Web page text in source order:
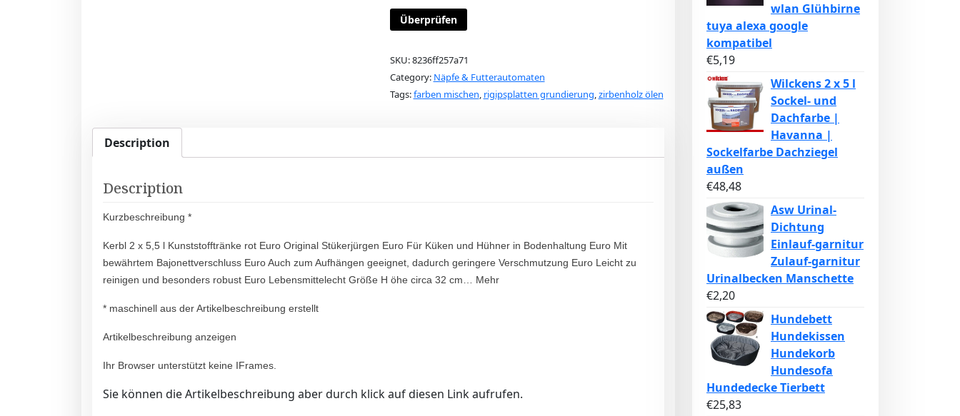
Überprüfen
SKU:8236ff257a71
Category: Näpfe & Futterautomaten
Tags:farben mischen, rigipsplatten grundierung,zirbenholz ölen
Description
Description
Kurzbeschreibung *
Kerbl 2 x 5,5 l Kunststofftränke rot Euro Original Stükerjürgen Euro Für Küken und Hühner in Bodenhaltung Euro Mit
bewährtem Bajonettverschluss Euro Auch zum Aufhängen geeignet, dadurch geringere Verschmutzung Euro Leicht zu
reinigen und besonders robust Euro Lebensmittelecht Größe H öhe circa 32 cm… Mehr
* maschinell aus der Artikelbeschreibung erstellt
Artikelbeschreibung anzeigen
Ihr Browser unterstützt keine IFrames.
Sie können die Artikelbeschreibung aber durch klick auf diesen Link aufrufen.
wlan Glühbirne
tuya alexa google
kompatibel
€5,19
Wilckens 2 x 5 l
Sockel- und
Dachfarbe |
Havanna |
Sockelfarbe Dachziegel
außen
€48,48
Asw Urinal-
Dichtung
Einlauf-garnitur
Zulauf-garnitur
Urinalbecken Manschette
€2,20
Hundebett
Hundekissen
Hundekorb
Hundesofa
Hundedecke Tierbett
€25,83